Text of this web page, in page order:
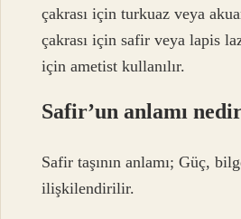
çakrası için turkuaz veya
çakrası için safir veya lapis
için ametist kullanılır.
Safir’un anlamı
Safir taşının anlamı; Güç,
ilişkilendirilir.